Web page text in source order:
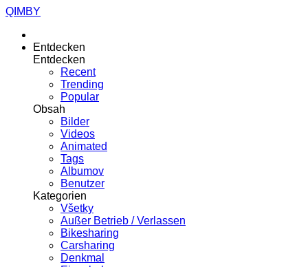
QIMBY
Entdecken
Entdecken
Recent
Trending
Popular
Obsah
Bilder
Videos
Animated
Tags
Albumov
Benutzer
Kategorien
Všetky
Außer Betrieb / Verlassen
Bikesharing
Carsharing
Denkmal